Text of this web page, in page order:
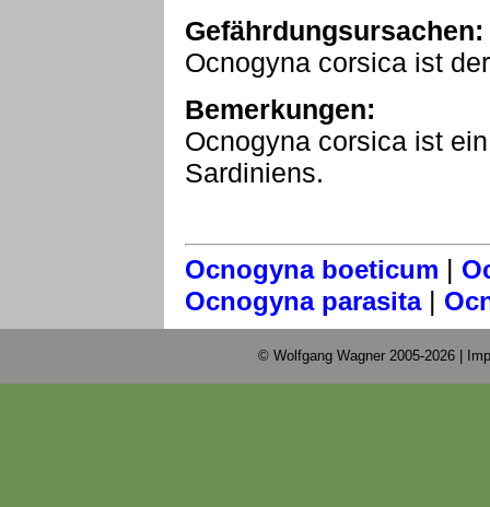
Gefährdungsursachen:
Ocnogyna corsica ist
Bemerkungen:
Ocnogyna corsica ist
Sardiniens.
Ocnogyna boeticum |
Ocnogyna parasita|
© Wolfgang Wagner 2005-2026 |